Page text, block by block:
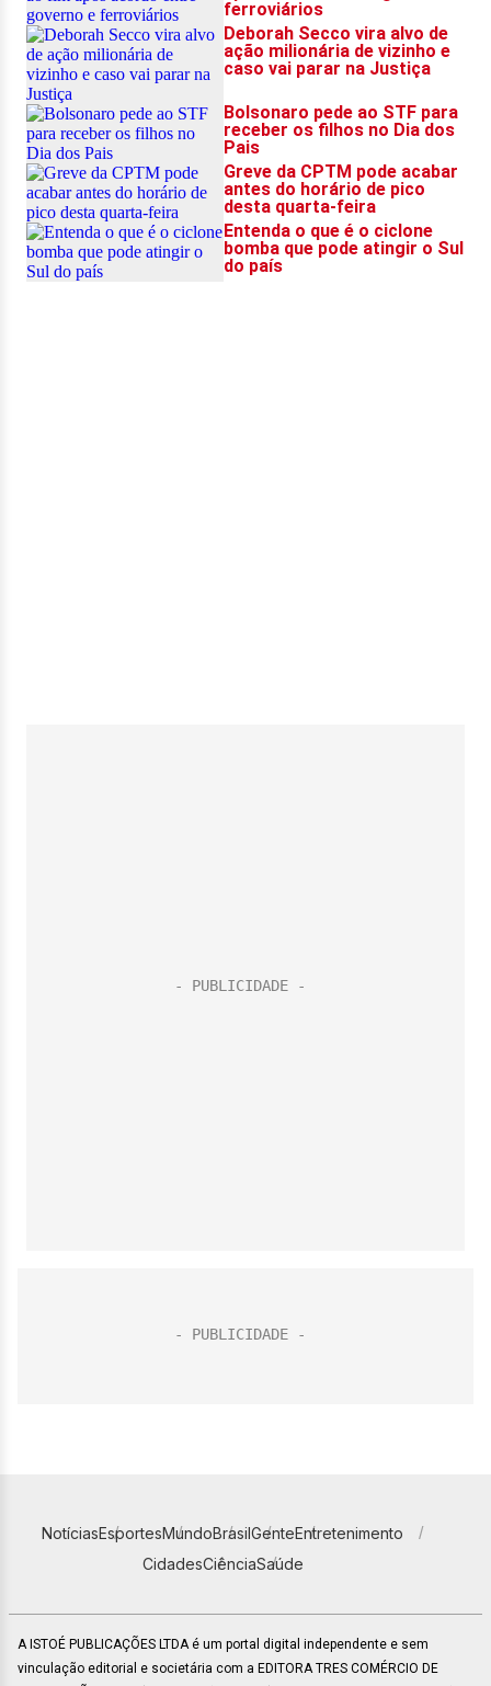
NotíciasEsportesMundoBrasilGenteEntretenimento
CidadesCiênciaSaúde
A ISTOÉ PUBLICAÇÕES LTDA é um portal digital independente e sem
vinculação editorial e societária com a EDITORA TRES COMÉRCIO DE